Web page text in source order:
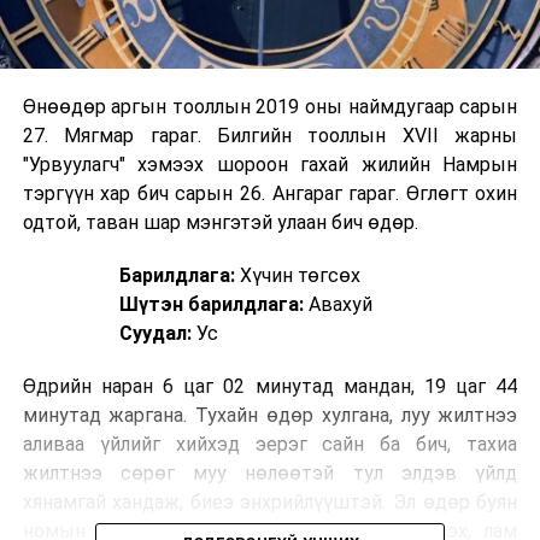
Өнөөдөр аргын тооллын 2019 оны наймдугаар сарын
27. Мягмар гараг. Билгийн тооллын XVII жарны
"Урвуулагч" хэмээх шороон гахай жилийн Намрын
тэргүүн хар бич сарын 26. Ангараг гараг. Өглөгт охин
одтой, таван шар мэнгэтэй улаан бич өдөр.
Барилдлага:Хүчин төгсөх
Шүтэн барилдлага:Авахуй
Суудал:Ус
Өдрийн наран 6 цаг 02 минутад мандан, 19 цаг 44
минутад жаргана. Тухайн өдөр хулгана, луу жилтнээ
аливаа үйлийг хийхэд эерэг сайн ба бич, тахиа
жилтнээ сөрөг муу нөлөөтэй тул элдэв үйлд
номын үйлийг эхлэх, дээдсээс халамж хүсэх, лам